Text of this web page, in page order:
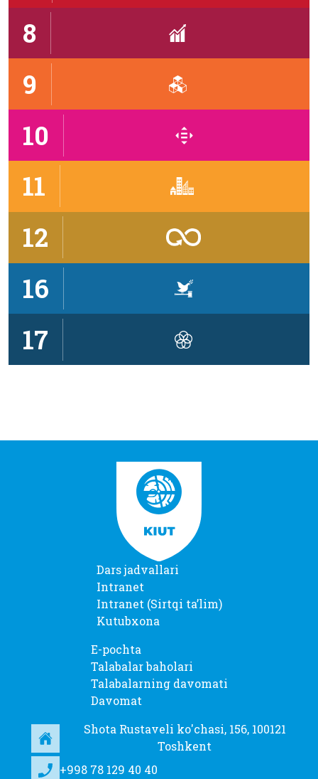
8
9
10
11
12
16
17
Dars jadvallari
Intranet
Intranet (Sirtqi taʼlim)
Kutubxona
E-pochta
Talabalar baholari
Talabalarning davomati
Davomat
Shota Rustaveli ko'chasi, 156, 100121
Toshkent
+998 78 129 40 40